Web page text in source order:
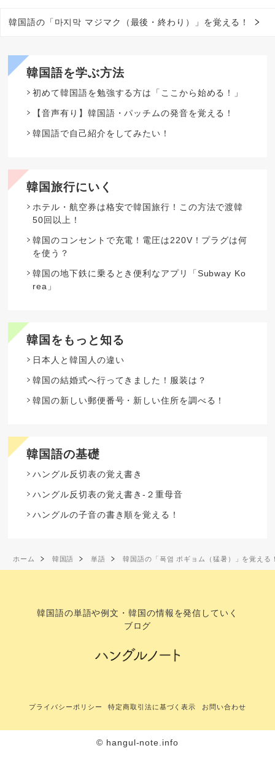
韓国語の「마지막 マジマク（最後・終わり）」を覚える！
韓国語を学ぶ方法
初めて韓国語を勉強する方は「ここから始める！」
【音声有り】韓国語・パッチムの発音を覚える！
韓国語で自己紹介をしてみたい！
韓国旅行にいく
ホテル・航空券は格安で韓国旅行！この方法で渡韓
50回以上！
韓国のコンセントで充電！電圧は220V！プラグは何
を使う？
韓国の地下鉄に乗るとき便利なアプリ「Subway Ko
rea」
韓国をもっと知る
日本人と韓国人の違い
韓国の結婚式へ行ってきました！服装は？
韓国の新しい郵便番号・新しい住所を調べる！
韓国語の基礎
ハングル反切表の覚え書き
ハングル反切表の覚え書き-２重母音
ハングルの子音の書き順を覚える！
ホーム 韓国語 単語 韓国語の「폭염 ポギョム（猛暑）」を覚える
韓国語の単語や例文・韓国の情報を発信していく
ブログ
プライバシーポリシー 特定商取引法に基づく表示 お問い合わせ
© hangul-note.info